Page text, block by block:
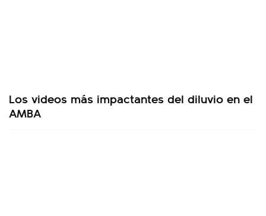
Los videos más impactantes del diluvio en el
AMBA